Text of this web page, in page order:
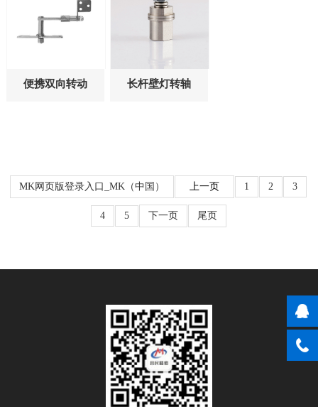
便携双向转动 长杆壁灯转轴
MK网页版登录入口_MK（中国） 上一页 1 2 3
4 5 下一页 尾页